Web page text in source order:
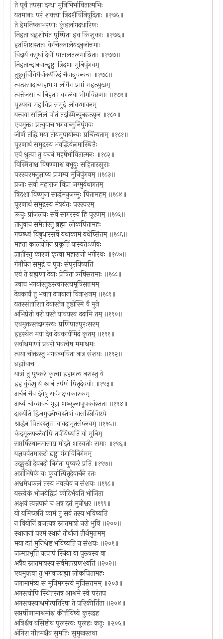
ते पूर्वं तपसा दग्धा मुनिभिर्भावितात्मभिः
यतमानाः परं शक्त्या त्रिदशैर्विनिषूदिताः ॥१७५॥
ते हेमनिष्काभरणाः कुंडलांगदधारिणः
निहता बह्वशोभंत पुष्पिता इव किंशुकाः ॥१७६॥
हतशिष्टास्ततः केचित्कालेयदनुजोत्तमाः
विदार्य वसुधां देवीं पातालतलमाश्रिताः ॥१७७॥
निहतान्दानवान्दृष्ट्वा त्रिदशा मुनिपुंगवम्
तुष्टुवुर्विविधैर्वाक्यैरिदं चैवाब्रुवन्वचः ॥१७८॥
त्वत्प्रसादान्महाभाग लोकैः प्राप्तं महत्सुखम्
त्वत्तेजसा च निहताः कालेया भीमविक्रमाः ॥१७९॥
पूरयस्व महाविप्र समुद्रं लोकभावनम्
यत्त्वया सलिलं पीतं तदस्मिन्पुनरुत्सृज ॥१८०॥
एवमुक्तः प्रत्युवाच भगवान्मुनिपुंगवः
जीर्णं तद्धि मया तोयमुपायोन्यः प्रचिंत्यताम् ॥१८१॥
पूरणार्थं समुद्रस्य भवद्भिर्यत्नमास्थितैः
एवं श्रुत्वा तु वचनं महर्षेर्भावितात्मनः ॥१८२॥
विस्मिताश्च विषण्णाश्च बभूवुः सहितास्सुराः
परस्परमनुज्ञाप्य प्रणम्य मुनिपुंगवम् ॥१८३॥
प्रजाः सर्वा महाराज विप्रा जग्मुर्यथागतम्
त्रिदशा विष्णुना सार्द्धमनुजग्मुः पितामहम् ॥१८४॥
पूरणार्थं समुद्रस्य मंत्रयंतः परस्परम्
ऊचुः प्रांजलयः सर्वे सागरस्य हि पूरणम् ॥१८५॥
तानुवाच समेतांस्तु ब्रह्मा लोकपितामहः
गच्छध्वं विबुधास्सर्वे यथाकामं यथेप्सितम् ॥१८६॥
महता कालयोगेन प्रकृतिं यास्यतेऽर्णवः
ज्ञातींस्तु कारणं कृत्वा महाराजो भगीरथः ॥१८७॥
गंगौघेन समुद्रं च पुनः संपूरयिष्यति
एवं ते ब्रह्मणा देवाः प्रेषिता ऋषिसत्तमाः ॥१८८॥
उवाच भगवांस्तुष्टस्त्वगस्त्यमृषिसत्तमम्
देवकार्यं तु भवता दानवानां विनाशनम् ॥१८९॥
यतस्संतारिता देवास्तेन तुष्टोस्मि वै मुने
अभिप्रेतो वरो यस्ते याचयस्व ददामि तम् ॥१९०॥
एवमुक्तस्तदागस्त्यः प्रणिपातपुरःसरम्
इहस्थेन मया देव देवकार्यमिदं कृतम् ॥१९१॥
सर्वाश्रमाणां प्रवरो भवत्वेष ममाश्रमः
त्वया चोक्तस्तु भगवन्भविता नात्र संशयः ॥१९२॥
ब्रह्मोवाच
यात्रां तु पुष्करे कृत्वा इहागत्य नरास्तु ये
इह कुंडेषु ये स्नानं तर्पणं पितृदेवयोः ॥१९३॥
अर्चनं चैव देवेषु सर्वमक्षयकारकम्
अर्घ्यं चोच्चावचं गृह्य शष्कुलापूपकांस्ततः ॥१९४॥
दास्यंति द्विजमुख्येभ्यस्तेषां वासस्त्रिविष्टपे
श्राद्धेन पितरस्तृप्ता यावदाभूतसंप्लवम् ॥१९५॥
कंदमूलफलैर्वापि तर्पयिष्यति यो मुनिम्
सप्तर्षिस्थानमासाद्य मोदते शास्वतीः समाः ॥१९६॥
यज्ञपर्वतमारूढो दृष्ट्वा गंगाविनिर्गमम्
उदङ्मुखी देवनदी निर्गता पुष्करं प्रति ॥१९७॥
अत्राभिषेकं यः कुर्यात्पितृदेवार्चने रतः
अश्वमेधफलं तस्य भवत्येव न संशयः ॥१९८॥
यस्त्वेकं भोजयेद्विप्रं कोटिर्भवति भोजिता
अक्षयं त्वन्नपानं च अत्र दत्तं मुनीश्वर ॥१९९॥
यो यमिच्छति कामं तु सर्वं तस्य भविष्यति
न वियोनिं व्रजत्यत्र स्नातमात्रो नरो भुवि ॥२००॥
स्थानानां परमं स्थानं तीर्थानां तीर्थमुत्तमम्
मया दत्तं मुनिश्रेष्ठ भविष्यति न संशयः ॥२०१॥
जन्मप्रभृति यत्पापं स्त्रिया वा पुरुषस्य वा
अत्रैव स्नातमात्रस्य सर्वमेतत्प्रणश्यति ॥२०२॥
एवमुक्त्वा तु भगवान्ब्रह्मा लोकपितामहः
जगामामंत्र्य स मुनिमगस्त्यं मुनिसत्तमम् ॥२०३॥
अगस्त्योपि स्थितस्तत्र आश्रमे स्वे परंतप
अगस्त्यस्याश्रमोत्पत्तिरेषा ते परिकीर्तिता ॥२०४॥
सप्तर्षीणामाश्रमांश्च कीर्त्तयिष्ये कुरूद्वह
अत्रिश्चैव वसिष्ठोथ पुलस्त्यः पुलहः क्रतुः ॥२०५॥
अंगिरा गौतमश्चैव सुमतिः सुमुखस्तथा